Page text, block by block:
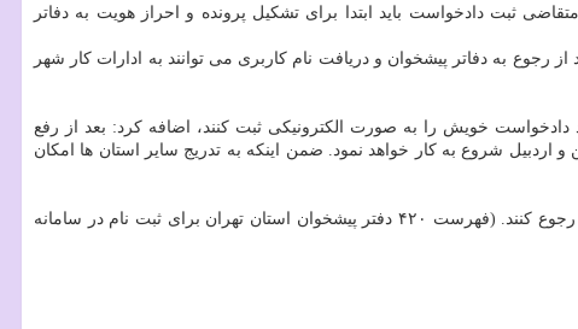
ثبت دادخواست باید ابتدا برای تشكیل پرونده و احراز هویت به دفاتر
رجوع به دفاتر پیشخوان و دریافت نام كاربری می توانند به ادارات كار شهر
خویش را به صورت الكترونیكی ثبت كنند، اضافه كرد: بعد از رفع
و اردبیل شروع به كار خواهد نمود. ضمن اینكه به تدریج سایر استان ها امكان
كارگران استان تهران باید قبل از هر اقدامی با در دست داشتن كارت ملی و كارت آخر یا معافیت خدمت وظیفه خود به دفاتر پیشخوان رجوع كنند. (فهرست ۴۲۰ دفتر پیشخوان استان تهران برای ثبت نام در سامانه